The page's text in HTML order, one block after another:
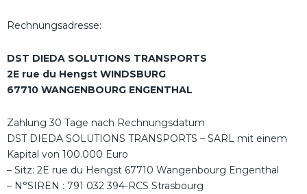
Rechnungsadresse:
DST DIEDA SOLUTIONS TRANSPORTS
2E rue du Hengst WINDSBURG
67710 WANGENBOURG ENGENTHAL
Zahlung 30 Tage nach Rechnungsdatum
DST DIEDA SOLUTIONS TRANSPORTS – SARL mit einem
Kapital von 100.000 Euro
– Sitz: 2E rue du Hengst 67710 Wangenbourg Engenthal
– N°SIREN : 791 032 394-RCS Strasbourg